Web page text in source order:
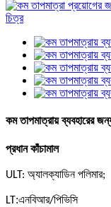
কম তাপমাত্রায় ব্যবহারের
প্রধান কাঁচামাল
ULT: অ্যালক্যাডিন পলিমার;
LT:এনবিআর/পিভিসি